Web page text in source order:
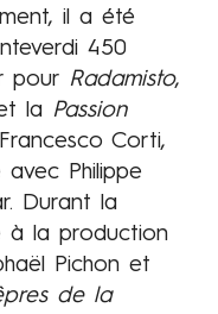
il a été
450
pour Radamisto,
la Passion
Corti,
Philippe
Durant la
à la production
Pichon et
de la